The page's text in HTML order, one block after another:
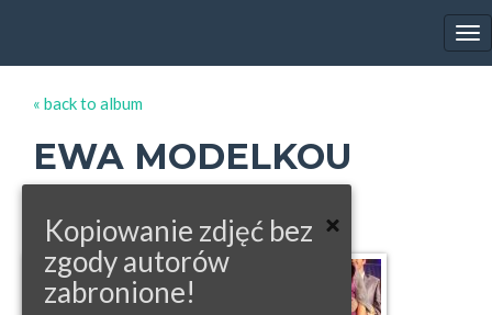
« back to album
EWA MODELKOU
Kopiowanie zdjęć bez
zgody autorów
zabronione!